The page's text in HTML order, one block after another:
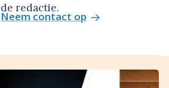
de redactie.
Neem contact op